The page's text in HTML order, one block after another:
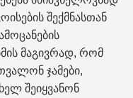
შექმნასთან
მაგივრად, რომ
ჯამები,
შეიყვანონ